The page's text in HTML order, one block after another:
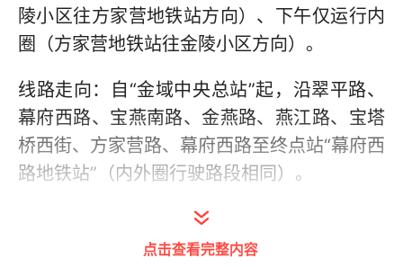
陵小区往方家营地铁站方向）、下午仅运行内
圈（方家营地铁站往金陵小区方向）。
线路走向：自“金域中央总站”起，沿翠平路、
幕府西路、宝燕南路、金燕路、燕江路、宝塔
桥西街、方家营路、幕府西路至终点站“幕府西
路地铁站”（内外圈行驶路段相同）。
沿途停靠：幕府佳园、幕府西路地铁站、燕归
园[招呼站]、宝燕南路东[招呼站]（仅内圈停
点击查看完整内容